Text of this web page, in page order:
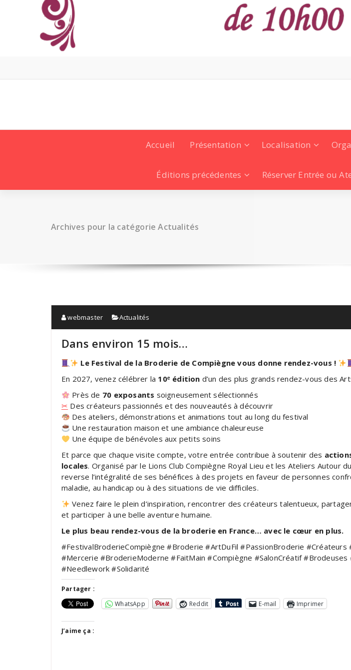
Accueil Présentation Localisation
Éditions précédentes Réserver Entrée ou
Archives pour la catégorie Actualités
webmaster Actualités
Dans environ 15 mois…
Le Festival de la Broderie de Compiègne vous donne rendez-vous !
En 2027, venez célébrer la 10ᵉ édition d’un des plus grands rendez-vous des
Près de 70 exposants soigneusement sélectionnés
✂ Des créateurs passionnés et des nouveautés à découvrir
Des ateliers, démonstrations et animations tout au long du festival
Une restauration maison et une ambiance chaleureuse
Une équipe de bénévoles aux petits soins
Et parce que chaque visite compte, votre entrée contribue à soutenir des
locales. Organisé par le Lions Club Compiègne Royal Lieu et les Ateliers Autour
reverse l’intégralité de ses bénéfices à des projets en faveur de personnes
maladie, au handicap ou à des situations de vie difficiles.
Venez faire le plein d’inspiration, rencontrer des créateurs talentueux,
et participer à une belle aventure humaine.
Le plus beau rendez-vous de la broderie en France… avec le cœur en plus.
#FestivalBroderieCompiègne #Broderie #ArtDuFil #PassionBroderie #Créateurs
#Mercerie #BroderieModerne #FaitMain #Compiègne #SalonCréatif
#Needlework #Solidarité
Partager :
WhatsApp
Reddit E-mail Imprimer
J’aime ça :